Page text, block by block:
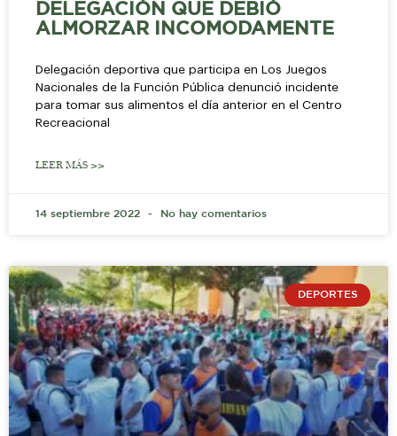
DELEGACIÓN QUE DEBIÓ
ALMORZAR INCOMODAMENTE
Delegación deportiva que participa en Los Juegos
Nacionales de la Función Pública denunció incidente
para tomar sus alimentos el día anterior en el Centro
Recreacional
LEER MÁS >>
14 septiembre 2022 No hay comentarios
DEPORTES